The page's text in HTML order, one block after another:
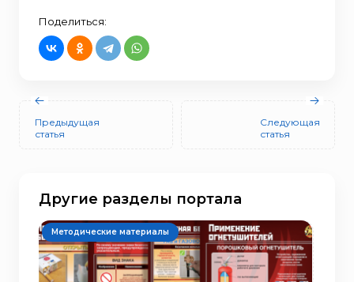
Поделиться:
Предыдущая
статья
Следующая
статья
Другие разделы портала
Методические материалы